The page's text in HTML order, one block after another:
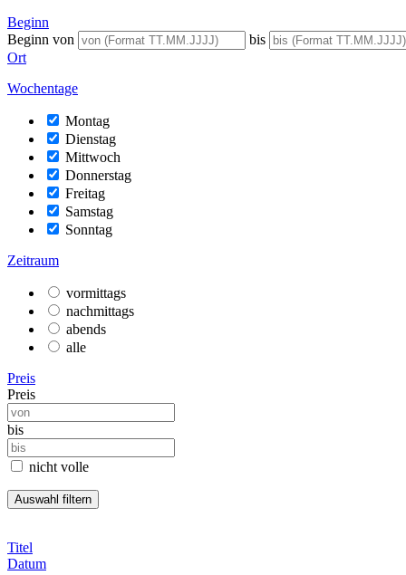
Beginn
Beginn von
bis
Ort
Wochentage
Montag
Dienstag
Mittwoch
Donnerstag
Freitag
Samstag
Sonntag
Zeitraum
vormittags
nachmittags
abends
alle
Preis
Preis
bis
nicht volle
Titel
Datum